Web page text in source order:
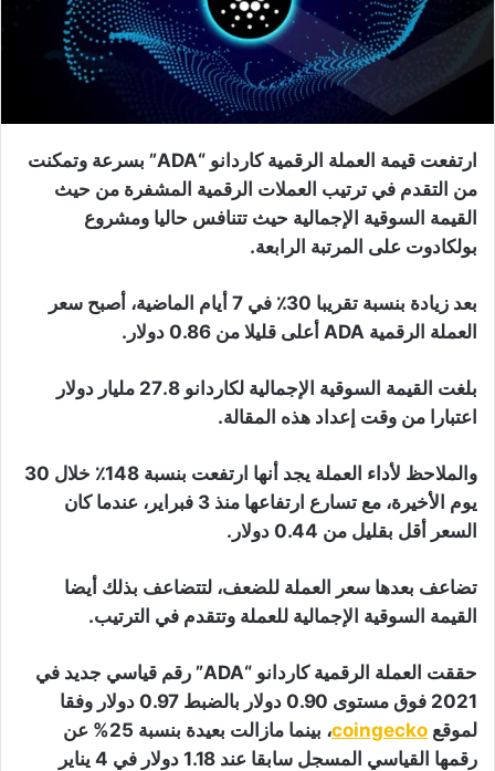
ارتفعت قيمة العملة الرقمية كاردانو “ADA” بسرعة وتمكنت
من التقدم في ترتيب العملات الرقمية المشفرة من حيث
القيمة السوقية الإجمالية حيث تتنافس حاليا ومشروع
بولكادوت على المرتبة الرابعة.
بعد زيادة بنسبة تقريبا 30٪ في 7 أيام الماضية، أصبح سعر
العملة الرقمية ADA أعلى قليلا من 0.86 دولار.
بلغت القيمة السوقية الإجمالية لكاردانو 27.8 مليار دولار
اعتبارا من وقت إعداد هذه المقالة.
والملاحظ لأداء العملة يجد أنها ارتفعت بنسبة 148٪ خلال 30
يوم الأخيرة، مع تسارع ارتفاعها منذ 3 فبراير، عندما كان
السعر أقل بقليل من 0.44 دولار.
تضاعف بعدها سعر العملة للضعف، لتتضاعف بذلك أيضا
القيمة السوقية الإجمالية للعملة وتتقدم في الترتيب.
حققت العملة الرقمية كاردانو “ADA” رقم قياسي جديد في
2021 فوق مستوى 0.90 دولار بالضبط 0.97 دولار وفقا
لموقع coingecko
، بينما مازالت بعيدة بنسبة 25% عن
رقمها القياسي المسجل سابقا عند 1.18 دولار في 4 يناير